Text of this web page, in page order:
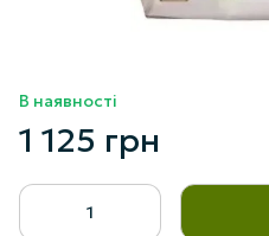
В наявності
1 125 грн